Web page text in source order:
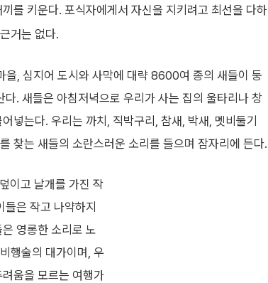
를 키운다. 포식자에게서 자신을 지키려고 최선을 다하
거는 없다.
을, 심지어 도시와 사막에 대략 8600여 종의 새들이 둥
. 새들은 아침저녁으로 우리가 사는 집의 울타리나 창
넣는다. 우리는 까치, 직박구리, 참새, 박새, 멧비둘기
찾는 새들의 소란스러운 소리를 들으며 잠자리에 든다.
이고 날개를 가진 작
은 작고 나약하지
영롱한 소리로 노
행술의 대가이며, 우
움을 모르는 여행가